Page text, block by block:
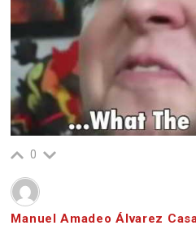
0
Manuel Amadeo Álvarez